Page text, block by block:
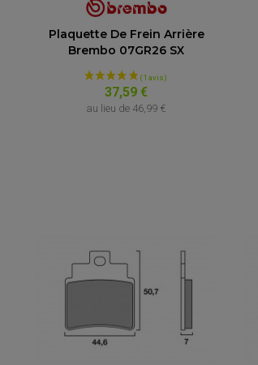
Plaquette De Frein Arrière
Brembo 07GR26 SX
37,59 €
au lieu de 46,99 €